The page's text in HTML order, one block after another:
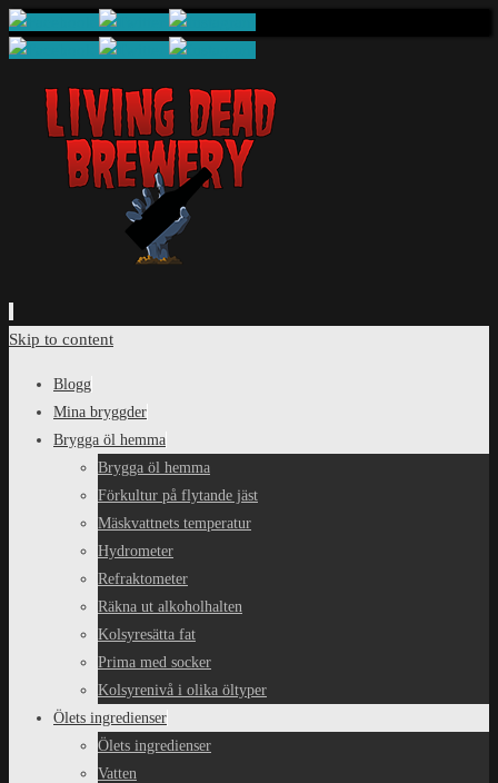
Skip to content
Blogg
Mina bryggder
Brygga öl hemma
Brygga öl hemma
Förkultur på flytande jäst
Mäskvattnets temperatur
Hydrometer
Refraktometer
Räkna ut alkoholhalten
Kolsyresätta fat
Prima med socker
Kolsyrenivå i olika öltyper
Ölets ingredienser
Ölets ingredienser
Vatten